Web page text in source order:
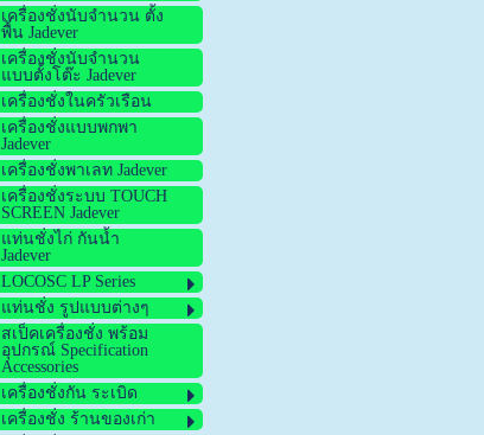
เครื่องชั่งนับจำนวน ตั้ง
พื้น Jadever
เครื่องชั่งนับจำนวน
แบบตั้งโต๊ะ Jadever
เครื่องชั่งในครัวเรือน
เครื่องชั่งแบบพกพา
Jadever
เครื่องชั่งพาเลท Jadever
เครื่องชั่งระบบ TOUCH
SCREEN Jadever
แท่นชั่งไก่ กันน้ำ
Jadever
LOCOSC LP Series
แท่นชั่ง รูปแบบต่างๆ
สเป็คเครื่องชั่ง พร้อม
อุปกรณ์ Specification
Accessories
เครื่องชั่งกัน ระเบิด
เครื่องชั่ง ร้านของเก่า